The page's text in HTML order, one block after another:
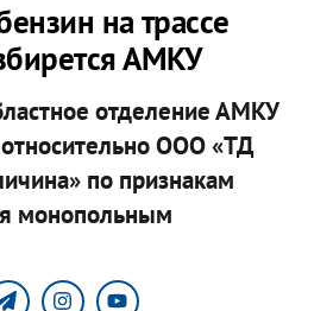
на трассе
АМКУ
отделение АМКУ
ООО «ТД
по признакам
монопольным